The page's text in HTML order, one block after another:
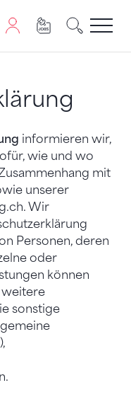
informieren wir,
wie und wo
mit
unserer
Wir
Personen, deren
oder
können
weitere
sonstige